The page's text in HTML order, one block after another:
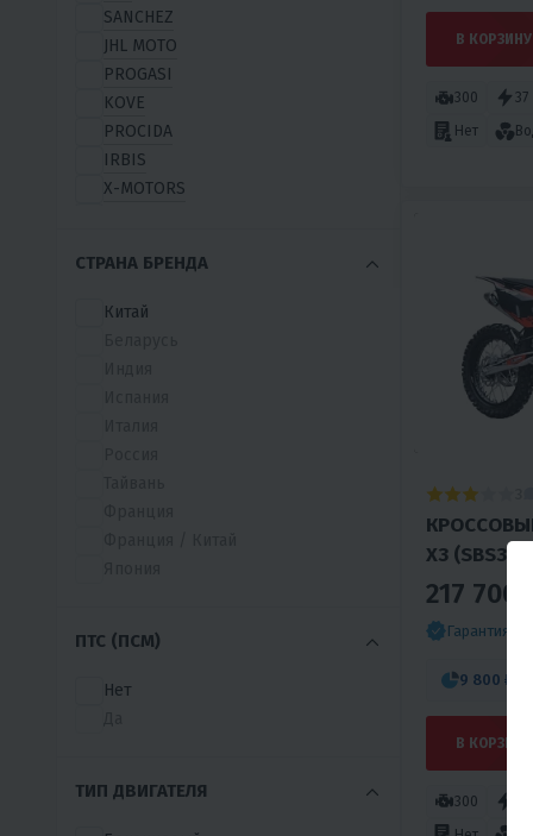
SANCHEZ
JHL MOTO
PROGASI
KOVE
PROCIDA
IRBIS
X-MOTORS
VENTO (VMC)
MOTOLAND
BENELLI
BETA
BNK
СТРАНА БРЕНДА
Китай
ПТС (ПСМ)
Нет
ТИП ДВИГАТЕЛЯ
В КОРЗИНУ
300 37
Нет
X3
217 700 ₽
Гарантия
9 800 ₽ /
В КОРЗИНУ
300